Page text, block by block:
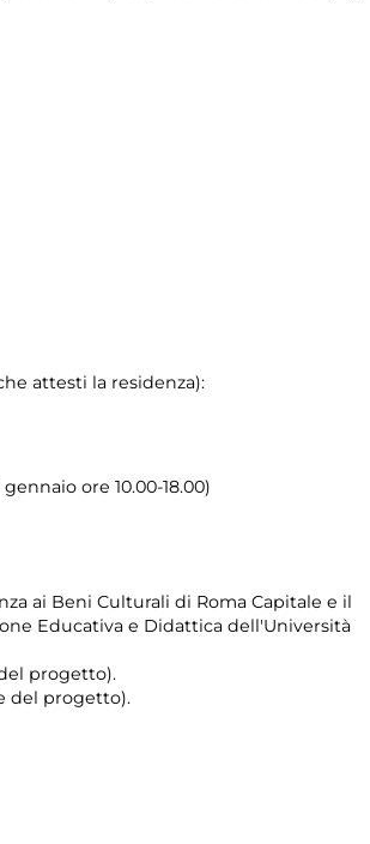
attesti la residenza):
ore 10.00-18.00)
ai Beni Culturali di Roma Capitale e il
Educativa e Didattica dell'Università
progetto).
del progetto).